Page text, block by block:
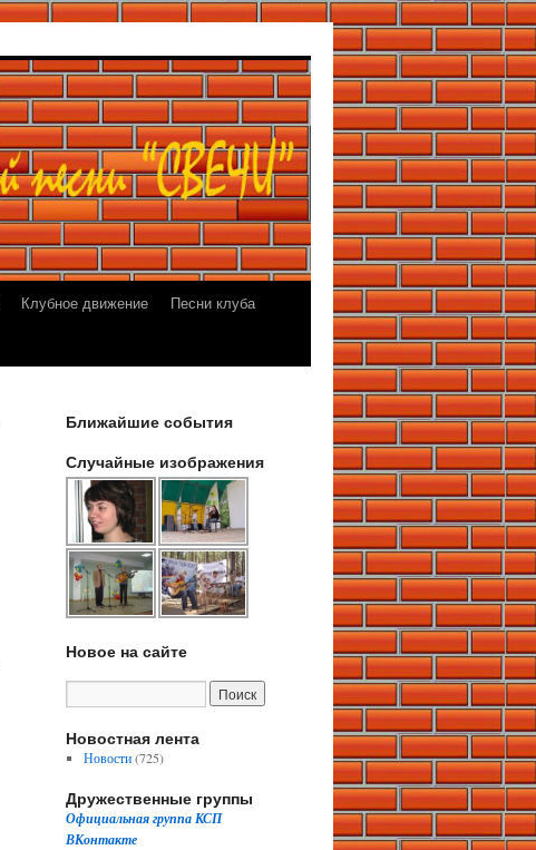
Клубное движение
Песни клуба
Ближайшие события
Случайные изображения
Новое на сайте
Новостная лента
Новости(725)
Дружественные группы
Официальная группа КСП
ВКонтакте